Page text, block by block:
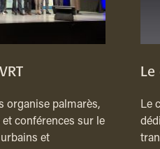
organise palmarès,
conférences sur le
et
Le
Le